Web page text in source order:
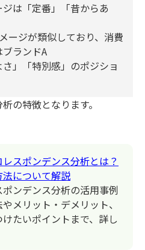
は「定番」「昔からあ
ージが類似しており、消費
ランドA
」「特別感」のポジショ
の特徴となります。
スポンデンス分析とは？
について解説
ンデンス分析の活用事例
メリット・デメリット、
たいポイントまで、詳し